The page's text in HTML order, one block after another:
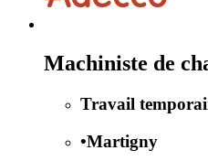
Machiniste de
Travail
•Martigny